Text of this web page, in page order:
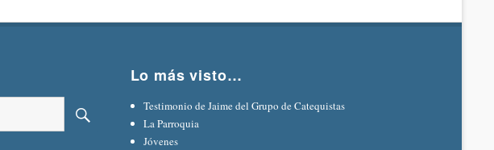
Lo más visto…
Testimonio de Jaime del Grupo de Catequistas
La Parroquia
Jóvenes